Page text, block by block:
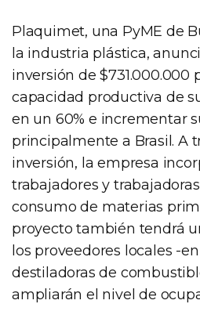
Plaquimet, una PyME de
la industria plástica,
inversión de $731.000.000
capacidad productiva de
en un 60% e incrementar
principalmente a Brasil. A
inversión, la empresa
trabajadores y
consumo de materias
proyecto también tendrá
los proveedores locales -
destiladoras de
ampliarán el nivel de